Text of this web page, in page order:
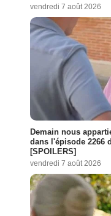
vendredi 7 août 2026
Demain nous
dans l'épisode 2266
[SPOILERS]
vendredi 7 août 2026